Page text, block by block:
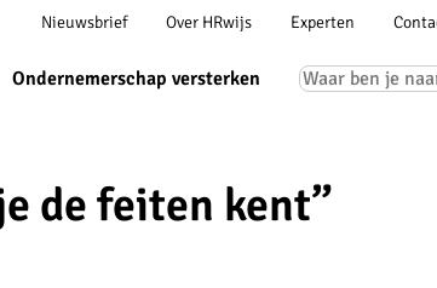
navigation
Ondernemerschap versterken
Meta
Nieuwsbrief Over HRwijs Experten
de feiten kent”